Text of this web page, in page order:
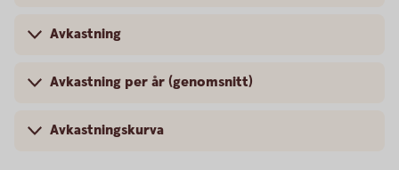
Avkastning
Avkastning per år (genomsnitt)
Avkastningskurva